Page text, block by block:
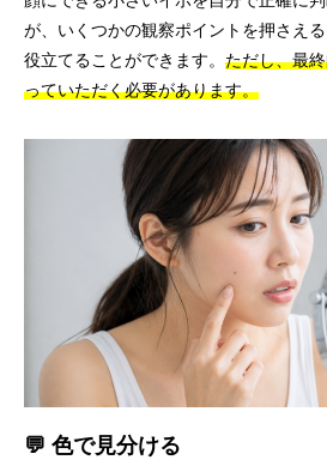
が、いくつかの観察ポイントを押さえ
役立てることができます。 ただし、最
っていただく必要があります。
💬 色で見分ける